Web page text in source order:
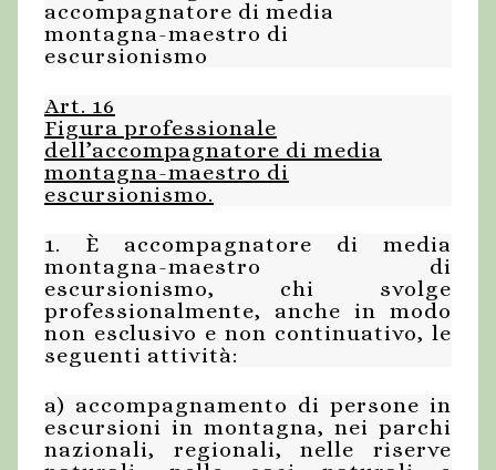
accompagnatore di media
montagna-maestro di
escursionismo
Art. 16
Figura professionale
dell’accompagnatore di media
montagna-maestro di
escursionismo.
1. È accompagnatore di media
montagna-maestro di
escursionismo, chi svolge
professionalmente, anche in modo
non esclusivo e non continuativo, le
seguenti attività:
a) accompagnamento di persone in
escursioni in montagna, nei parchi
nazionali, regionali, nelle riserve